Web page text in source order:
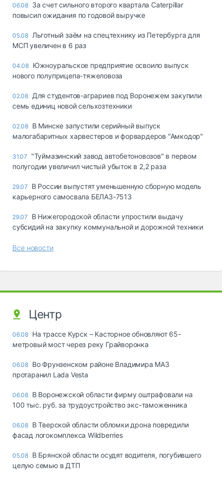
06.08 За счет сильного второго квартала Caterpillar
повысил ожидания по годовой выручке
05.08 Льготный заём на спецтехнику из Петербурга для
МСП увеличен в 6 раз
04.08 Южноуральское предприятие освоило выпуск
нового полуприцепа-тяжеловоза
02.08 Для студентов-аграриев под Воронежем закупили
семь единиц новой сельхозтехники
02.08 В Минске запустили серийный выпуск
малогабаритных харвестеров и форвардеров "Амкодор"
31.07
"Туймазинский завод автобетоновозов" в первом
полугодии увеличил чистый убыток в 2,2 раза
29.07
В России выпустят уменьшенную сборную модель
карьерного самосвала БЕЛАЗ-7513
29.07
В Нижегородской области упростили выдачу
субсидий на закупку коммунальной и дорожной техники
Все новости
Центр
06.08 На трассе Курск – Касторное обновляют 65-
метровый мост через реку Грайворонка
06.08 Во Фрунзенском районе Владимира МАЗ
протаранил Lada Vesta
06.08 В Воронежской области фирму оштрафовали на
100 тыс. руб. за трудоустройство экс-таможенника
06.08 В Тверской области обломки дрона повредили
фасад логокомплекса Wildberries
05.08 В Брянской области осудят водителя, погубившего
целую семью в ДТП